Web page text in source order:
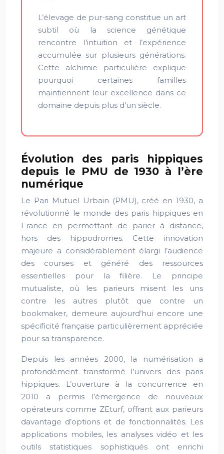
L’élevage de pur-sang constitue un art
subtil où la science génétique
rencontre l’intuition et l’expérience
accumulée sur plusieurs générations.
Cette alchimie particulière explique
pourquoi certaines familles
maintiennent leur excellence dans ce
domaine depuis plus d’un siècle.
Évolution des paris hippiques
depuis le PMU de 1930 à l’ère
numérique
Le Pari Mutuel Urbain (PMU), créé en 1930, a
révolutionné le monde des paris hippiques en
France en permettant de parier à distance,
hors des hippodromes. Cette innovation
majeure a considérablement élargi l’audience
des courses et généré des ressources
essentielles pour la filière. Le principe
mutualiste, où les parieurs misent les uns
contre les autres plutôt que contre un
bookmaker, demeure aujourd’hui encore une
spécificité française particulièrement appréciée
pour sa transparence.
Depuis les années 2000, la numérisation a
profondément transformé l’univers des paris
hippiques. L’ouverture à la concurrence en
2010 a permis l’émergence de nouveaux
opérateurs comme ZEturf, offrant aux parieurs
davantage d’options et de fonctionnalités. Les
applications mobiles, les analyses vidéo et les
outils statistiques sophistiqués ont enrichi